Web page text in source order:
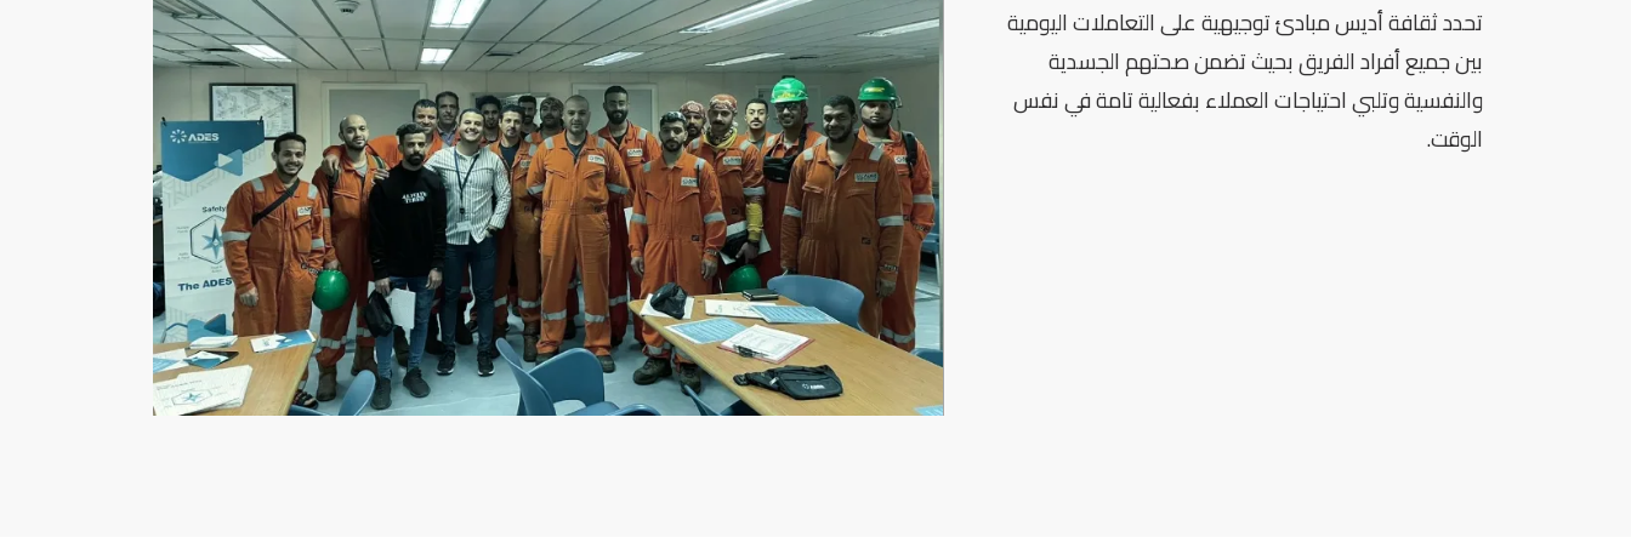
تحدد ثقافة أديس مبادئ توجيهية على التعاملات اليومية
بين جميع أفراد الفريق بحيث تضمن صحتهم الجسدية
والنفسية وتلبي احتياجات العملاء بفعالية تامة في نفس
الوقت.